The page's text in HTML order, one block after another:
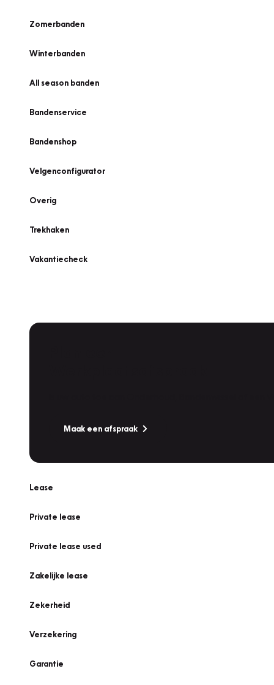
Zomerbanden
Winterbanden
All season banden
Bandenservice
Bandenshop
Velgenconfigurator
Overig
Trekhaken
Vakantiecheck
Maak een afspraak
Lease
Private lease
Private lease used
Zakelijke lease
Zekerheid
Verzekering
Garantie